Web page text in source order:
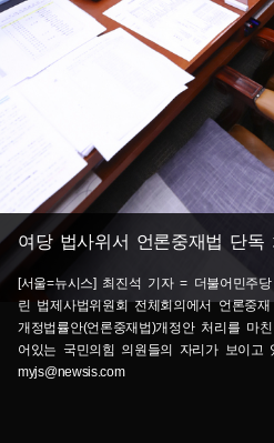
여당 법사위서 언론중재법 단독
[서울=뉴시스] 최진석 기자 = 더불어민주
린 법제사법위원회 전체회의에서 언론중
개정법률안(언론중재법)개정안 처리를 마
어있는 국민의힘 의원들의 자리가 보이고
myjs@newsis.com